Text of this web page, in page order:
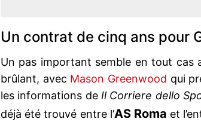
Un contrat de cinq ans pour
Un pas important semble en tout cas
brûlant, avec Mason Greenwood qui
les informations deIl Corriere dello
déjà été trouvé entre l’AS Roma et